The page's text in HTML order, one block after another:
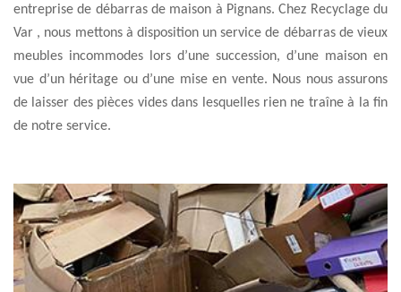
entreprise de débarras de maison à Pignans. Chez Recyclage du
Var , nous mettons à disposition un service de débarras de vieux
meubles incommodes lors d’une succession, d’une maison en
vue d’un héritage ou d’une mise en vente. Nous nous assurons
de laisser des pièces vides dans lesquelles rien ne traîne à la fin
de notre service.